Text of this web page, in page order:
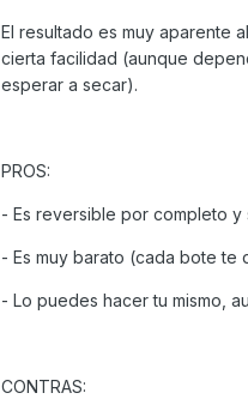
El resultado es muy aparente
cierta facilidad (aunque
esperar a secar).
PROS:
- Es reversible por completo
- Es muy barato (cada bote te
- Lo puedes hacer tu mismo,
CONTRAS: